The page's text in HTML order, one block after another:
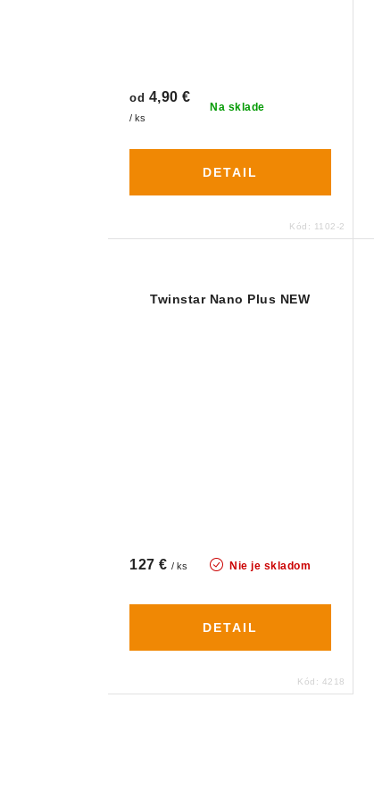
Na sklade
od 4,90 €
/ ks
DETAIL
Kód: 1102-2
Twinstar Nano Plus NEW
Nie je skladom
127 € / ks
DETAIL
Kód: 4218